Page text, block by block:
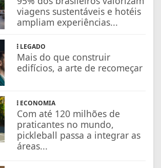
viagens sustentáveis e hotéis
ampliam experiências...
LEGADO
Mais do que construir
edifícios, a arte de recomeçar
ECONOMIA
Com até 120 milhões de
praticantes no mundo,
pickleball passa a integrar as
áreas...